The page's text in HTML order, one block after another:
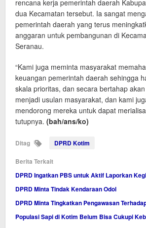
rencana kerja pemerintah daerah
dua Kecamatan tersebut. Ia sangat
pemerintah daerah yang terus
anggaran untuk pembangunan di
Seranau.
“Kami juga meminta masyarakat
keuangan pemerintah daerah sehingga
skala prioritas, dan secara bertahap
menjadi usulan masyarakat, dan kami
mendorong mereka untuk dapat
tutupnya. (bah/ans/ko)
Ditag DPRD Kotim
Berita Terkait
DPRD Ingatkan PBS untuk Aktif Laporkan
DPRD Minta Tindak Kendaraan Odol
DPRD Minta Tingkatkan Pengawasan
Populasi Sapi di Kotim Belum Bisa Cukupi